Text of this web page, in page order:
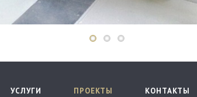
УСЛУГИ ПРОЕКТЫ КОНТАКТЫ